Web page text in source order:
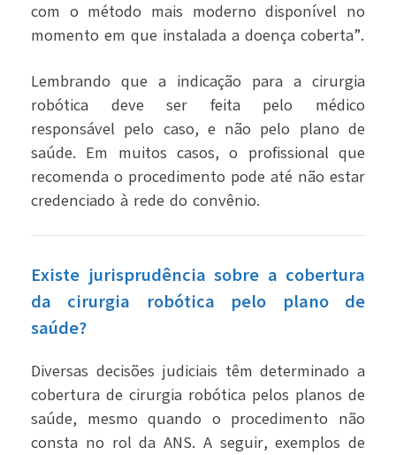
com o método mais moderno disponível no
momento em que instalada a doença coberta”.
Lembrando que a indicação para a cirurgia
robótica deve ser feita pelo médico
responsável pelo caso, e não pelo plano de
saúde. Em muitos casos, o profissional que
recomenda o procedimento pode até não estar
credenciado à rede do convênio.
Existe jurisprudência sobre a cobertura
da cirurgia robótica pelo plano de
saúde?
Diversas decisões judiciais têm determinado a
cobertura de cirurgia robótica pelos planos de
saúde, mesmo quando o procedimento não
consta no rol da ANS. A seguir, exemplos de